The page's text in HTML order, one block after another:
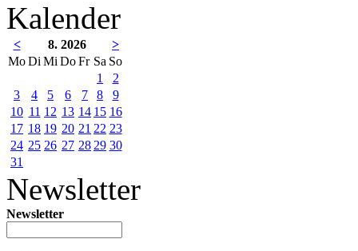
Kalender
< 8. 2026
>
MoDi Mi DoFr Sa So
1
2
3
4 5 6 7 8
9
10 11 12 13 14 15 16
17 18 19 20 21 22 23
24 25 26 27 28 29 30
31
Newsletter
Newsletter